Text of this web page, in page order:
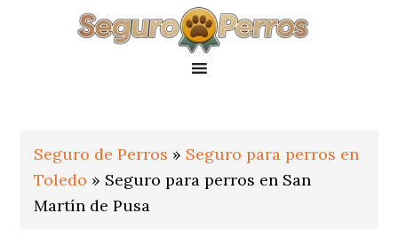
Seguro de Perros » Seguro para perros en
Toledo » Seguro para perros en San
Martín de Pusa